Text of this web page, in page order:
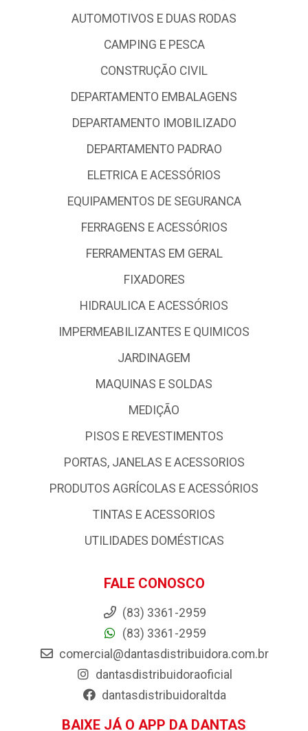
AUTOMOTIVOS E DUAS RODAS
CAMPING E PESCA
CONSTRUÇÃO CIVIL
DEPARTAMENTO EMBALAGENS
DEPARTAMENTO IMOBILIZADO
DEPARTAMENTO PADRAO
ELETRICA E ACESSÓRIOS
EQUIPAMENTOS DE SEGURANCA
FERRAGENS E ACESSÓRIOS
FERRAMENTAS EM GERAL
FIXADORES
HIDRAULICA E ACESSÓRIOS
IMPERMEABILIZANTES E QUIMICOS
JARDINAGEM
MAQUINAS E SOLDAS
MEDIÇÃO
PISOS E REVESTIMENTOS
PORTAS, JANELAS E ACESSORIOS
PRODUTOS AGRÍCOLAS E ACESSÓRIOS
TINTAS E ACESSORIOS
UTILIDADES DOMÉSTICAS
FALE CONOSCO
(83) 3361-2959
(83) 3361-2959
comercial@dantasdistribuidora.com.br
dantasdistribuidoraoficial
dantasdistribuidoraltda
BAIXE JÁ O APP DA DANTAS